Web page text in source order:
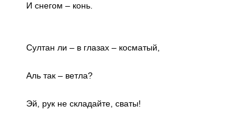
И снегом – конь.
Султан ли – в глазах – косматый,
Аль так – ветла?
Эй, рук не складайте, сваты!